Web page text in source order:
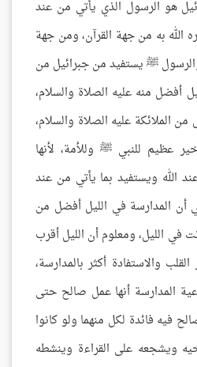
هو الرسول الذي يأتي من عند
الله به من جهة القرآن، ومن جهة
ﷺ يستفيد من جبرائيل من
أفضل منه عليه الصلاة والسلام،
الملائكة عليه الصلاة والسلام،
عظيم للنبي ﷺ وللأمة، لأنها
الله ويستفيد بما يأتي من عند
أن المدارسة في الليل أفضل من
في الليل، ومعلوم أن الليل أقرب
والاستفادة أكثر بالمدارسة،
المدارسة أنها عمل صالح حتى
فيه فائدة لكل منهما ولو كانوا
ويشجعه على القراءة وينشطه